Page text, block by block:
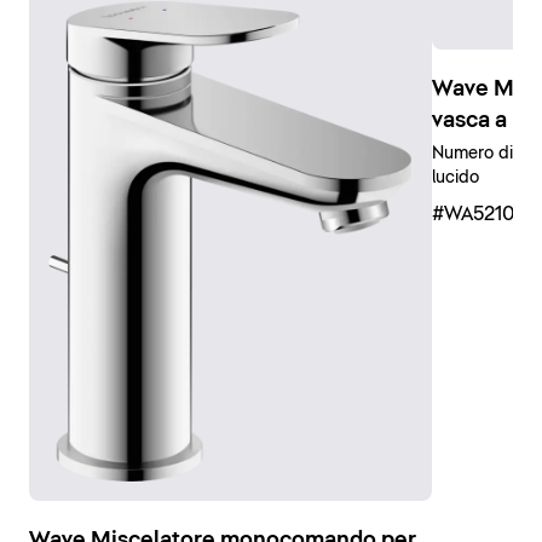
Wave
vasca a
Numero di
lucido